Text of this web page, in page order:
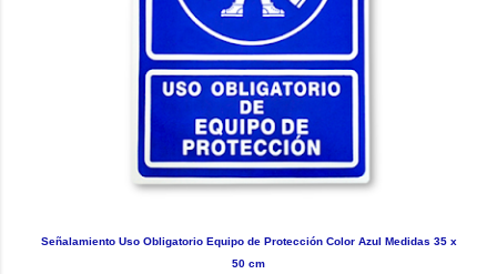
Señalamiento Uso Obligatorio Equipo de Protección Color Azul Medidas 35 x
50 cm